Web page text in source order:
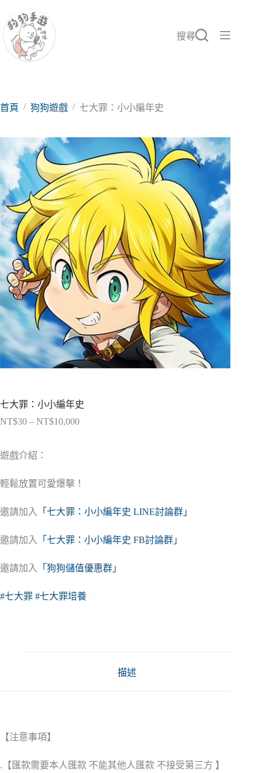
至
要
搜尋
首頁 / 狗狗遊戲 / 七大罪：小小編年史
七大罪：小小編年史
NT$30 – NT$10,000價
NT$30
遊戲介紹：
輕鬆放置可愛爆擊！
邀請加入 「七大罪：小小編年史 LINE討論群」
邀請加入 「七大罪：小小編年史 FB討論群」
邀請加入 「狗狗儲值優惠群」
#七大罪 #七大罪培養
描述
【注意事項】
.【匯款需要本人匯款 不能其他人匯款 不接受第三方 】